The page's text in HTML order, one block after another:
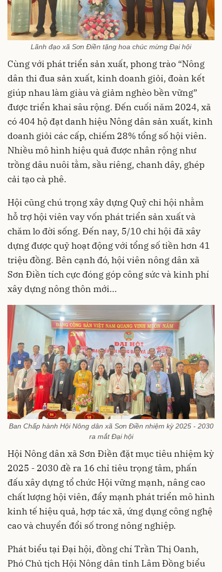
Lãnh đạo xã Sơn Điền tặng hoa chúc mừng Đại hội
Cùng với phát triển sản xuất, phong trào “Nông
dân thi đua sản xuất, kinh doanh giỏi, đoàn kết
giúp nhau làm giàu và giảm nghèo bền vững”
được triển khai sâu rộng. Đến cuối năm 2024, xã
có 404 hộ đạt danh hiệu Nông dân sản xuất, kinh
doanh giỏi các cấp, chiếm 28% tổng số hội viên.
Nhiều mô hình hiệu quả được nhân rộng như
trồng dâu nuôi tằm, sầu riêng, chanh dây, ghép
cải tạo cà phê.
Hội cũng chú trọng xây dựng Quỹ chi hội nhằm
hỗ trợ hội viên vay vốn phát triển sản xuất và
chăm lo đời sống. Đến nay, 5/10 chi hội đã xây
dựng được quỹ hoạt động với tổng số tiền hơn 41
triệu đồng. Bên cạnh đó, hội viên nông dân xã
Sơn Điền tích cực đóng góp công sức và kinh phí
xây dựng nông thôn mới...
Ban Chấp hành Hội Nông dân xã Sơn Điền nhiệm kỳ 2025 - 2030
ra mắt Đại hội
Hội Nông dân xã Sơn Điền đặt mục tiêu nhiệm kỳ
2025 - 2030 đề ra 16 chỉ tiêu trọng tâm, phấn
đấu xây dựng tổ chức Hội vững mạnh, nâng cao
chất lượng hội viên, đẩy mạnh phát triển mô hình
kinh tế hiệu quả, hợp tác xã, ứng dụng công nghệ
cao và chuyển đổi số trong nông nghiệp.
Phát biểu tại Đại hội, đồng chí Trần Thị Oanh,
Phó Chủ tịch Hội Nông dân tỉnh Lâm Đồng biểu